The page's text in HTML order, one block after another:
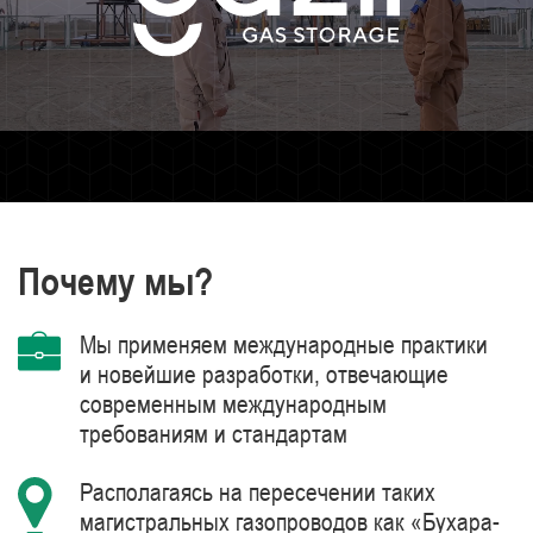
Почему мы?
Мы применяем международные практики
и новейшие разработки, отвечающие
современным международным
требованиям и стандартам
Располагаясь на пересечении таких
магистральных газопроводов как «Бухара-